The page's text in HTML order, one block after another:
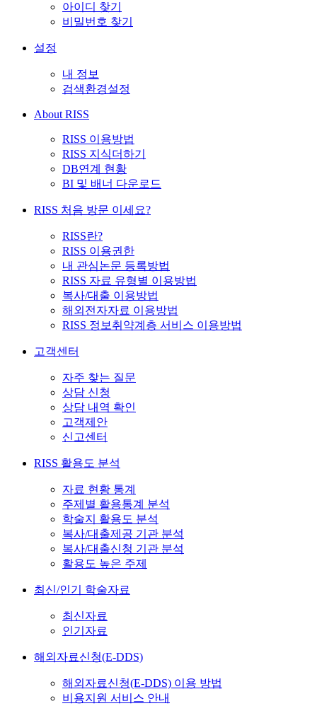
아이디 찾기
비밀번호 찾기
설정
내 정보
검색환경설정
About RISS
RISS 이용방법
RISS 지식더하기
DB연계 현황
BI 및 배너 다운로드
RISS 처음 방문 이세요?
RISS란?
RISS 이용권한
내 관심논문 등록방법
RISS 자료 유형별 이용방법
복사/대출 이용방법
해외전자자료 이용방법
RISS 정보취약계층 서비스 이용방법
고객센터
자주 찾는 질문
상담 신청
상담 내역 확인
고객제안
신고센터
RISS 활용도 분석
자료 현황 통계
주제별 활용통계 분석
학술지 활용도 분석
복사/대출제공 기관 분석
복사/대출신청 기관 분석
활용도 높은 주제
최신/인기 학술자료
최신자료
인기자료
해외자료신청(E-DDS)
해외자료신청(E-DDS) 이용 방법
비용지원 서비스 안내